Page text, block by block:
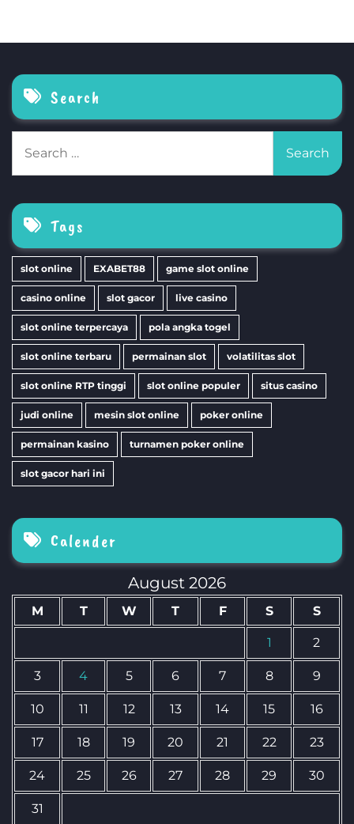
Search
for:
Tags
slot online EXABET88 game slot online
casino online slot gacor live casino
slot online terpercaya pola angka togel
slot online terbaru permainan slot volatilitas slot
slot online RTP tinggi slot online populer situs casino
judi online mesin slot online poker online
permainan kasino turnamen poker online
slot gacor hari ini
Calender
August 2026
M T W T F S S
1 2
3 4 5 6 7 8 9
10 11 12 13 14 15 16
17 18 19 20 21 22 23
24 25 26 27 28 29 30
31